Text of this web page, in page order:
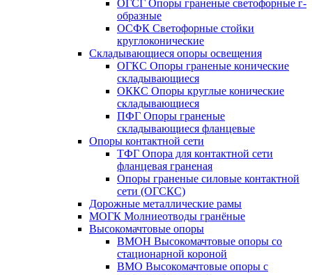
ОГСГ Опоры граненые светофорные г-
образные
ОСФК Светофорные стойки
круглоконические
Складывающиеся опоры освещения
ОГКС Опоры граненые конические
складывающиеся
ОККС Опоры круглые конические
складывающиеся
ПФГ Опоры граненые
складывающиеся фланцевые
Опоры контактной сети
ТФГ Опора для контактной сети
фланцевая граненая
Опоры граненые силовые контактной
сети (ОГСКС)
Дорожные металлические рамы
МОГК Молниеотводы гранёные
Высокомачтовые опоры
ВМОН Высокомачтовые опоры со
стационарной короной
ВМО Высокомачтовые опоры с